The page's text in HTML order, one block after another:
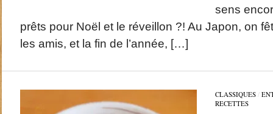
sens
prêts pour Noël et le réveillon ?! Au Japon, on
les amis, et la fin de l’année, […]
CLASSIQUES/
RECETTES